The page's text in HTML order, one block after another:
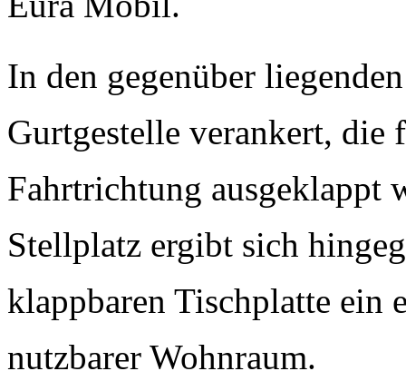
In den gegenüber
Gurtgestelle verankert, die
Fahrtrichtung ausgeklappt
Stellplatz ergibt sich
klappbaren Tischplatte ein
nutzbarer Wohnraum.